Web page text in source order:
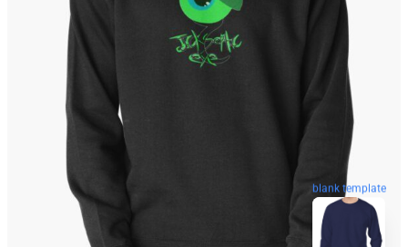
blank template